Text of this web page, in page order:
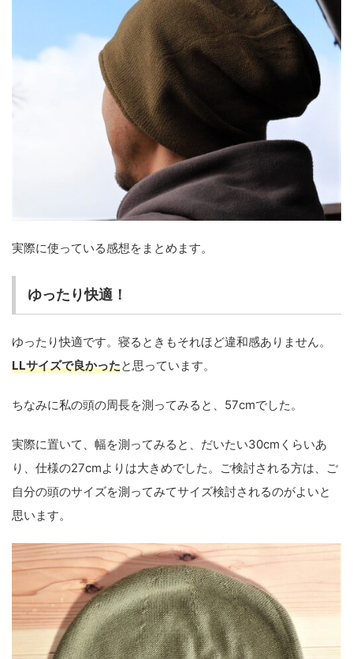
実際に使っている感想をまとめます。
ゆったり快適！
ゆったり快適です。寝るときもそれほど違和感ありません。
LLサイズで良かったと思っています。
ちなみに私の頭の周長を測ってみると、57cmでした。
実際に置いて、幅を測ってみると、だいたい30cmくらいあ
り、仕様の27cmよりは大きめでした。ご検討される方は、ご
自分の頭のサイズを測ってみてサイズ検討されるのがよいと
思います。